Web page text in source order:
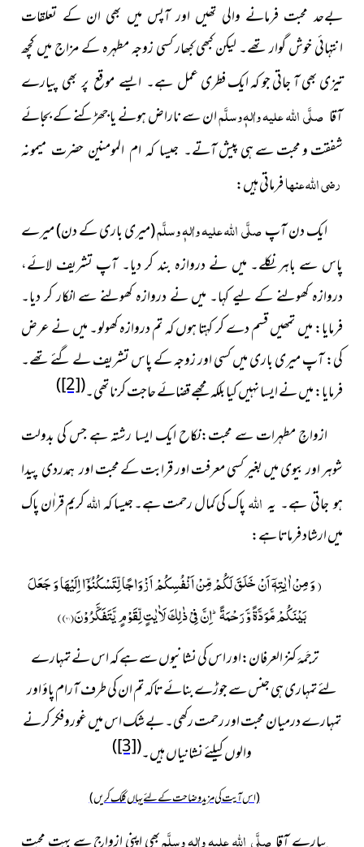
بےحد محبت فرمانے والی تھیں اور آپس میں بھی ان کے تعلقات
انتہائی خوش گوار تھے۔ لیکن کبھی کبھار کسی زوجہ مطہرہ کے مزاج میں کچھ
تیزی بھی آ جاتی جو کہ ایک فطری عمل ہے۔ ایسے موقع پر بھی پیارے
آقا صلَّی اللہ علیہ واٰلہٖ وسلَّمان سےناراض ہونے یا جھڑکنے کے بجائے
شفقت و محبت سے ہی پیشآتے۔ جیسا کہ ام المومنین حضرت میمونہ
رضی اللہ عنہافرماتی ہیں:
ایک دن آپصلَّی اللہ علیہ واٰلہٖ وسلَّم(میری باری کے دن) میرے
پاس سے باہر نکلے۔ میں نے دروازہ بند کر دیا۔ آپ تشریف لائے،
دروازہ کھولنے کے لیے کہا۔ میں نے دروازہ کھولنے سے انکار کر دیا۔
فرمایا: میں تمھیں قسم دے کر کہتا ہوں کہ تم دروازہ کھولو۔ میں نے عرض
کی: آپ میری باری میں کسی اور زوجہ کے پاس تشریف لے گئے تھے۔
فرمایا: میں نے ایسا نہیں کیا بلکہ مجھے قضائے حاجت کرنا تھی۔(
[2]
)
ازواجِ مطہرات سے محبت:نکاح ایک ایسا رشتہ ہے جس کی بدولت
شوہر اور بیوی میں بغیر کسی معرفت اور قرابت کے محبتاور ہمدردی پیدا
ہو جاتی ہے۔ یہ اللہپاک کی کمال رحمت ہے۔ جیساکہاللہکریم قراٰن پاک
میں ارشاد فرماتا ہے:
(وَ مِنْ اٰیٰتِهٖۤ اَنْ خَلَقَ لَكُمْ مِّنْ اَنْفُسِكُمْ اَزْوَاجًا لِّتَسْكُنُوْۤا اِلَیْهَا وَ جَعَلَ
بَیْنَكُمْ مَّوَدَّةً وَّ رَحْمَةًؕ-اِنَّ فِیْ ذٰلِكَ لَاٰیٰتٍ لِّقَوْمٍ یَّتَفَكَّرُوْنَ(۲۱)
)
ترجَمۂ کنز العرفان:اور اس کی نشانیوں سے ہے کہ اس نے تمہارے
لئے تمہاری ہی جنس سے جوڑے بنائے تاکہ تم ان کی طرف آرام پاؤ اور
تمہارے درمیان محبت اور رحمت رکھی۔ بے شک اس میں غوروفکر کرنے
والوں کیلئے نشانیاں ہیں۔(
[3]
)
(اس آیت کی مزید وضاحت کے لئے یہاں کلک کریں)
صلَّی اللہ علیہ واٰلہٖ وسلَّم